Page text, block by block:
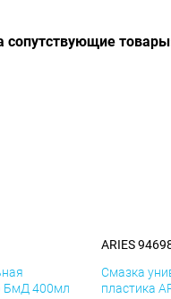
сопутствующие
БмД 400мл
ARIES
Смазка
пластика